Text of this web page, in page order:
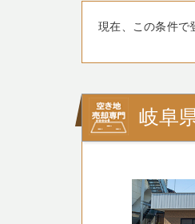
現在、この条件で
岐阜